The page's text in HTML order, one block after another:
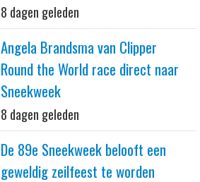
8 dagen geleden
Angela Brandsma van Clipper
Round the World race direct naar
Sneekweek
8 dagen geleden
De 89e Sneekweek belooft een
geweldig zeilfeest te worden